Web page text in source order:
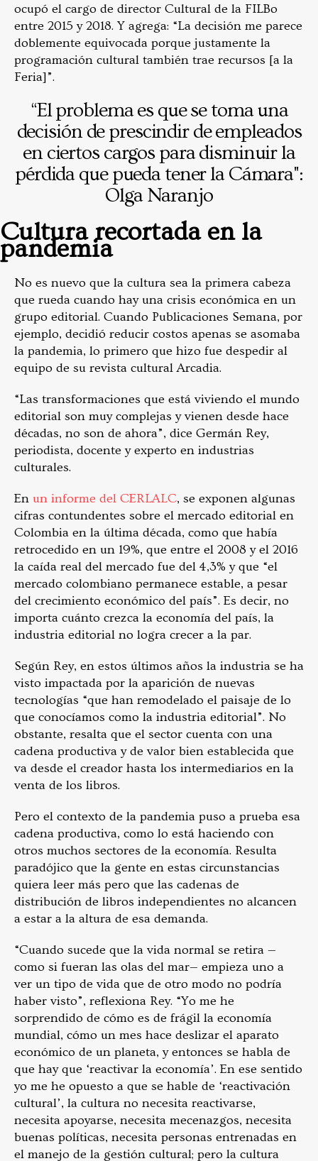
ocupó el cargo de director Cultural de la FILBo
entre 2015 y 2018. Y agrega: “La decisión me parece
doblemente equivocada porque justamente la
programación cultural también trae recursos [a la
Feria]”.
“El problema es que se toma una
decisión de prescindir de empleados
en ciertos cargos para disminuir la
pérdida que pueda tener la Cámara":
Olga Naranjo
Cultura recortada en la
pandemia
No es nuevo que la cultura sea la primera cabeza
que rueda cuando hay una crisis económica en un
grupo editorial. Cuando Publicaciones Semana, por
ejemplo, decidió reducir costos apenas se asomaba
la pandemia, lo primero que hizo fue despedir al
equipo de su revista cultural Arcadia.
“Las transformaciones que está viviendo el mundo
editorial son muy complejas y vienen desde hace
décadas, no son de ahora”, dice Germán Rey,
periodista, docente y experto en industrias
culturales.
En un informe del CERLALC, se exponen algunas
cifras contundentes sobre el mercado editorial en
Colombia en la última década, como que había
retrocedido en un 19%, que entre el 2008 y el 2016
la caída real del mercado fue del 4,3% y que “el
mercado colombiano permanece estable, a pesar
del crecimiento económico del país”. Es decir, no
importa cuánto crezca la economía del país, la
industria editorial no logra crecer a la par.
Según Rey, en estos últimos años la industria se ha
visto impactada por la aparición de nuevas
tecnologías “que han remodelado el paisaje de lo
que conocíamos como la industria editorial”. No
obstante, resalta que el sector cuenta con una
cadena productiva y de valor bien establecida que
va desde el creador hasta los intermediarios en la
venta de los libros.
Pero el contexto de la pandemia puso a prueba esa
cadena productiva, como lo está haciendo con
otros muchos sectores de la economía. Resulta
paradójico que la gente en estas circunstancias
quiera leer más pero que las cadenas de
distribución de libros independientes no alcancen
a estar a la altura de esa demanda.
“Cuando sucede que la vida normal se retira —
como si fueran las olas del mar— empieza uno a
ver un tipo de vida que de otro modo no podría
haber visto”, reflexiona Rey. “Yo me he
sorprendido de cómo es de frágil la economía
mundial, cómo un mes hace deslizar el aparato
económico de un planeta, y entonces se habla de
que hay que ‘reactivar la economía’. En ese sentido
yo me he opuesto a que se hable de ‘reactivación
cultural’, la cultura no necesita reactivarse,
necesita apoyarse, necesita mecenazgos, necesita
buenas políticas, necesita personas entrenadas en
el manejo de la gestión cultural; pero la cultura